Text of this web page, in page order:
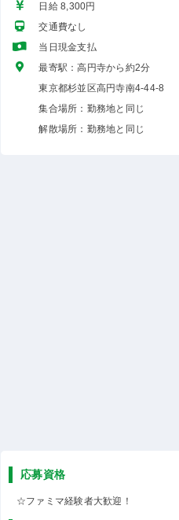
日給 8,300円
交通費なし
当日現金支払
最寄駅：高円寺から約2分
東京都杉並区高円寺南4-44-8
集合場所：勤務地と同じ
解散場所：勤務地と同じ
応募資格
☆ファミマ経験者大歓迎！